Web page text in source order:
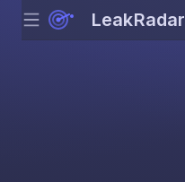
Menu LeakRadar